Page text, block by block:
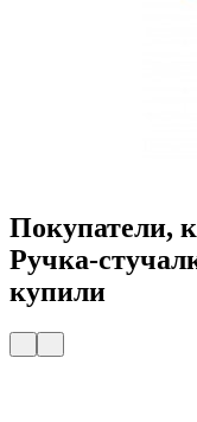
Покупатели,
Ручка-
купили